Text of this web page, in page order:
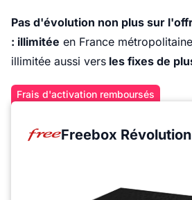
Pas d'évolution non plus sur
: illimitée en France
illimitée aussi vers les fixes de
Frais d'activation remboursés
Freebox